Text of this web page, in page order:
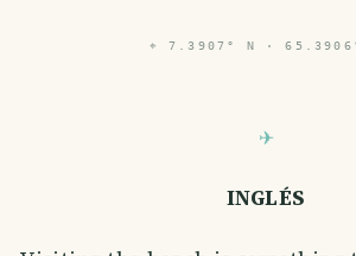
⌖ 7.3907° N ·
INGLÉS